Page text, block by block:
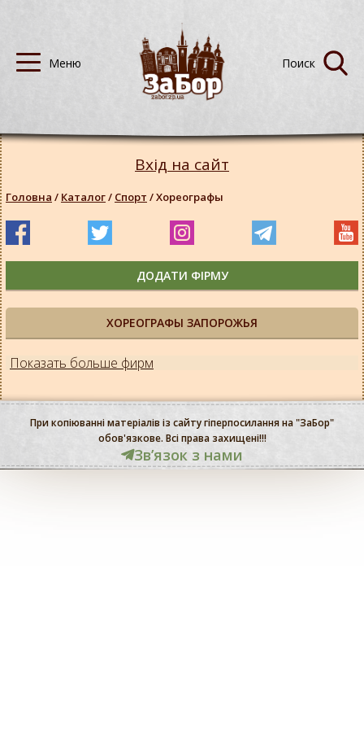
ХОРЕОГРАФЫ ЗАПОРОЖЬЯ
Показать больше фирм
Вхід на сайт
Головна / Каталог/ Спорт /Хореографы
ДОДАТИ ФІРМУ
При копіюванні матеріалів із сайту гіперпосилання на "ЗаБор"
обов'язкове. Всі права захищені!!!
Звʼязок з нами